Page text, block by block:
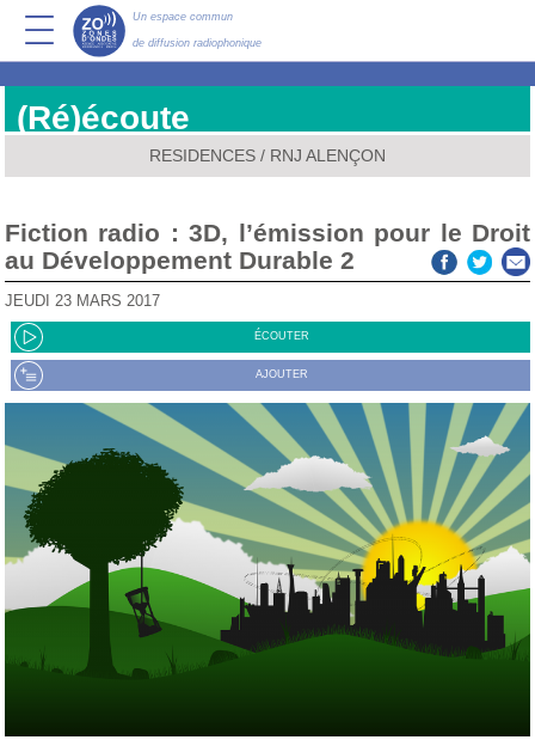
Un espace commun
de diffusion radiophonique
(Ré)écoute
RESIDENCES / RNJ ALENÇON
Fiction radio : 3D, l’émission pour le Droit
au Développement Durable 2
JEUDI 23 MARS 2017
ÉCOUTER
AJOUTER